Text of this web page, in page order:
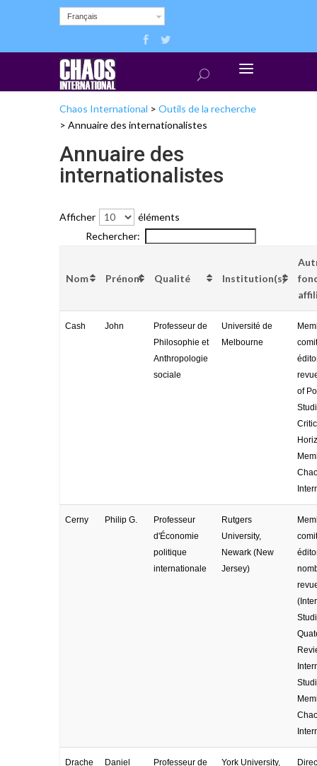
Français
Chaos International > Outils de la recherche
> Annuaire des internationalistes
Annuaire des
internationalistes
Afficher
éléments
Rechercher:
Nom Prénom Qualité Institution(s)
Cash John
Professeur de
Philosophie et
Anthropologie
sociale
Université de
Melbourne
of
Cerny Philip G.
Professeur
d'Économie
politique
internationale
Rutgers
University,
Newark (New
Jersey)
Drache Daniel
Professeur de
York University,